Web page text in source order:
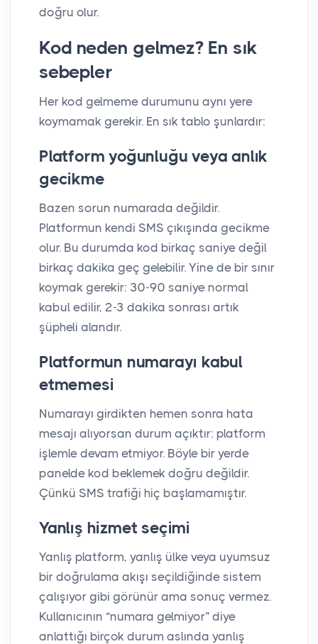
doğru olur.
Kod neden gelmez? En sık
sebepler
Her kod gelmeme durumunu aynı yere
koymamak gerekir. En sık tablo şunlardır:
Platform yoğunluğu veya anlık
gecikme
Bazen sorun numarada değildir.
Platformun kendi SMS çıkışında gecikme
olur. Bu durumda kod birkaç saniye değil
birkaç dakika geç gelebilir. Yine de bir sınır
koymak gerekir: 30-90 saniye normal
kabul edilir, 2-3 dakika sonrası artık
şüpheli alandır.
Platformun numarayı kabul
etmemesi
Numarayı girdikten hemen sonra hata
mesajı alıyorsan durum açıktır: platform
işlemle devam etmiyor. Böyle bir yerde
panelde kod beklemek doğru değildir.
Çünkü SMS trafiği hiç başlamamıştır.
Yanlış hizmet seçimi
Yanlış platform, yanlış ülke veya uyumsuz
bir doğrulama akışı seçildiğinde sistem
çalışıyor gibi görünür ama sonuç vermez.
Kullanıcının “numara gelmiyor” diye
anlattığı birçok durum aslında yanlış